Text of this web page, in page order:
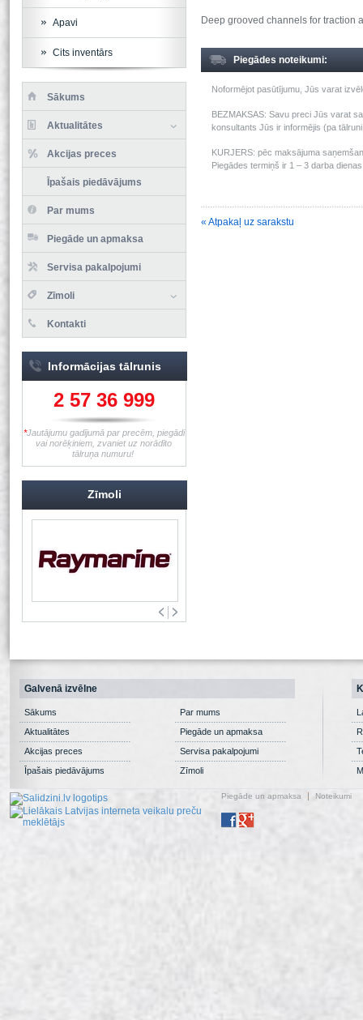
Deep grooved channels for traction
Piegādes noteikumi:
Noformējot pasūtījumu, Jūs varat
BEZMAKSAS: Savu preci Jūs varat
konsultants Jūs ir informējis (pa
KURJERS: pēc maksājuma
Piegādes termiņš ir 1 – 3 darba
« Atpakaļ uz sarakstu
Apavi
Cits inventārs
Sākums
Aktualitātes
Akcijas preces
Īpašais piedāvājums
Par mums
Piegāde un apmaksa
Servisa pakalpojumi
Zīmoli
Kontakti
Informācijas tālrunis
2 57 36 999
*Jautājumu gadījumā par precēm, piegādi
vai norēķiniem, zvaniet uz norādīto
tālruņa numuru!
Zīmoli
Galvenā izvēlne
Sākums
Aktualitātes
Akcijas preces
Īpašais piedāvājums
Par mums
Piegāde un apmaksa
Servisa pakalpojumi
Zīmoli
Piegāde un apmaksa Noteikumi